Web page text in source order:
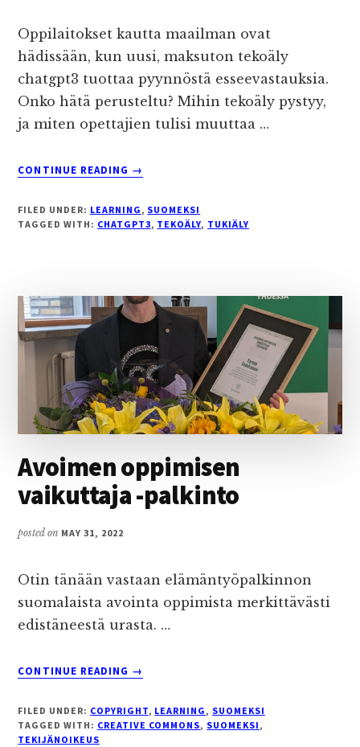
Oppilaitokset kautta maailman ovat
hädissään, kun uusi, maksuton tekoäly
chatgpt3 tuottaa pyynnöstä esseevastauksia.
Onko hätä perusteltu? Mihin tekoäly pystyy,
ja miten opettajien tulisi muuttaa …
CONTINUE READING
ABOUT
TUKIÄLY
CHATGPT3:STA
→
FILED UNDER: LEARNING , SUOMEKSI
TAGGED WITH: CHATGPT3, TEKOÄLY, TUKIÄLY
Avoimen oppimisen
vaikuttaja -palkinto
posted on MAY 31, 2022
Otin tänään vastaan elämäntyöpalkinnon
suomalaista avointa oppimista merkittävästi
edistäneestä urasta. …
CONTINUE READING
ABOUT
VAIKUTTAJA
→
FILED UNDER: COPYRIGHT, LEARNING , SUOMEKSI
TAGGED WITH: CREATIVE COMMONS, SUOMEKSI ,
TEKIJÄNOIKEUS